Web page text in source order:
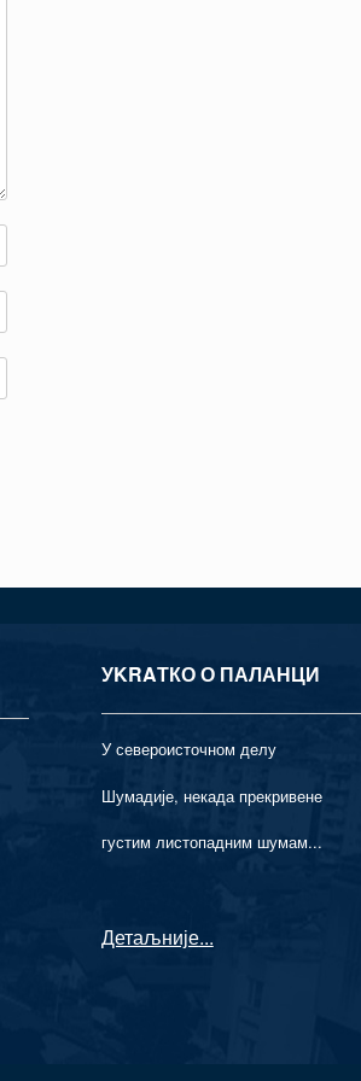
УKRAТКО О ПАЛАНЦИ
У североисточном делу
Шумадије, некада прекривене
густим листопадним шумам...
Детаљније...